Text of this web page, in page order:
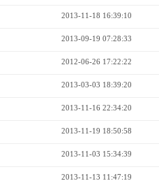
2013-11-18 16:39:10
2013-09-19 07:28:33
2012-06-26 17:22:22
2013-03-03 18:39:20
2013-11-16 22:34:20
2013-11-19 18:50:58
2013-11-03 15:34:39
2013-11-13 11:47:19